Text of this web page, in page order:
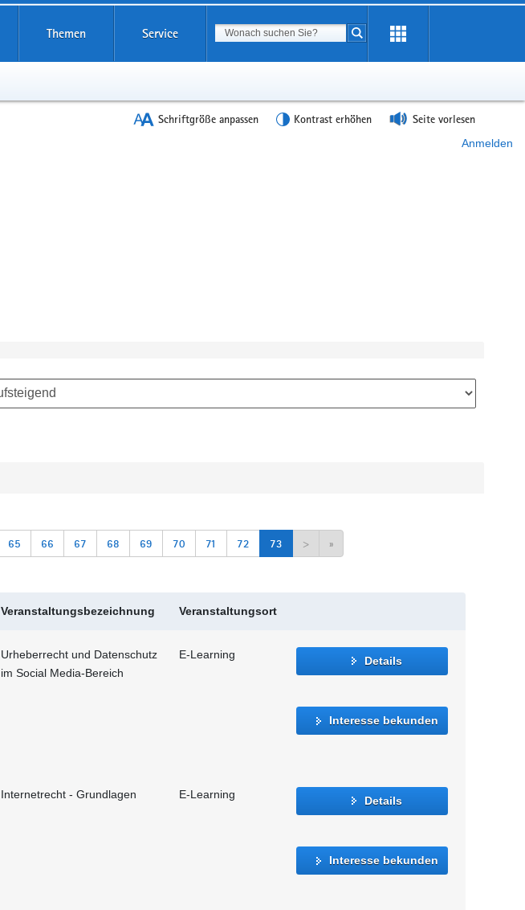
Themen Service Suchbegriff
Suche starten
Schriftgröße anpassen Kontrast erhöhen Seite vorlesen
Anmelden
65 66 67 68 69 70 71 72 73 > »
Veranstaltungsbezeichnung Veranstaltungsort
Urheberrecht und Datenschutz
im Social Media-Bereich
E-Learning Details
Interesse bekunden
Internetrecht - Grundlagen E-Learning Details
Interesse bekunden